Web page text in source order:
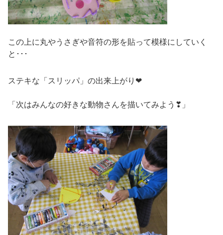
この上に丸やうさぎや音符の形を貼って模様にしていく
と･･･
ステキな「スリッパ」の出来上がり❤
「次はみんなの好きな動物さんを描いてみよう❣」